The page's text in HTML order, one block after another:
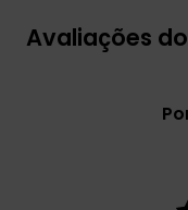
Avaliações